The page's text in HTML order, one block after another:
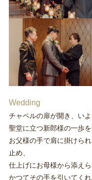
Wedding
チャペルの扉が開き、い
聖堂に立つ新郎様の一歩を
お父様の手で肩に掛けら
止め、
仕上げにお母様から添えら
かつてその手を引いてくれ